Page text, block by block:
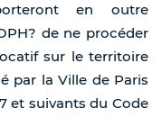
en outre
de ne procéder
sur le territoire
par la Ville de Paris
et suivants du Code